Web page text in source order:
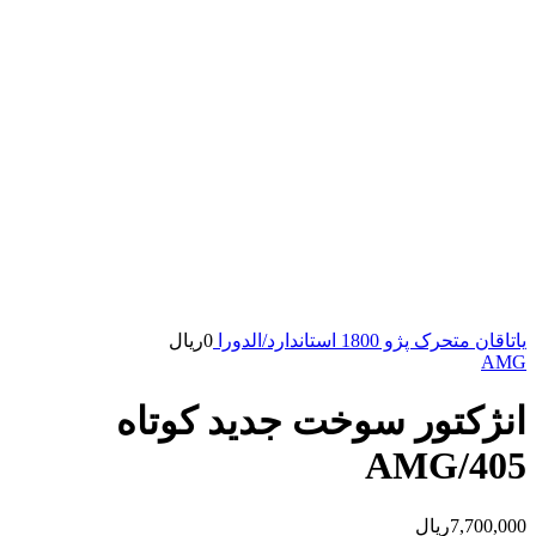
یاتاقان متحرک پژو 1800 استاندارد/الدورا 0ریال
AMG
انژکتور سوخت جدید کوتاه
405/AMG
7,700,000ریال